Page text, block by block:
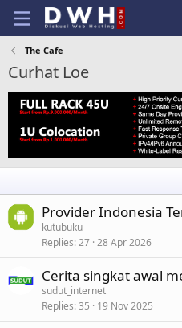
The Cafe
Curhat Loe
Provider Indonesia
kutubuku
Replies 27 28 Apr 2026
Cerita singkat awal
sudut_internet
Replies 35 19 Nov 2025